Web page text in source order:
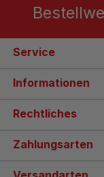
Service
Informationen
Rechtliches
Zahlungsarten